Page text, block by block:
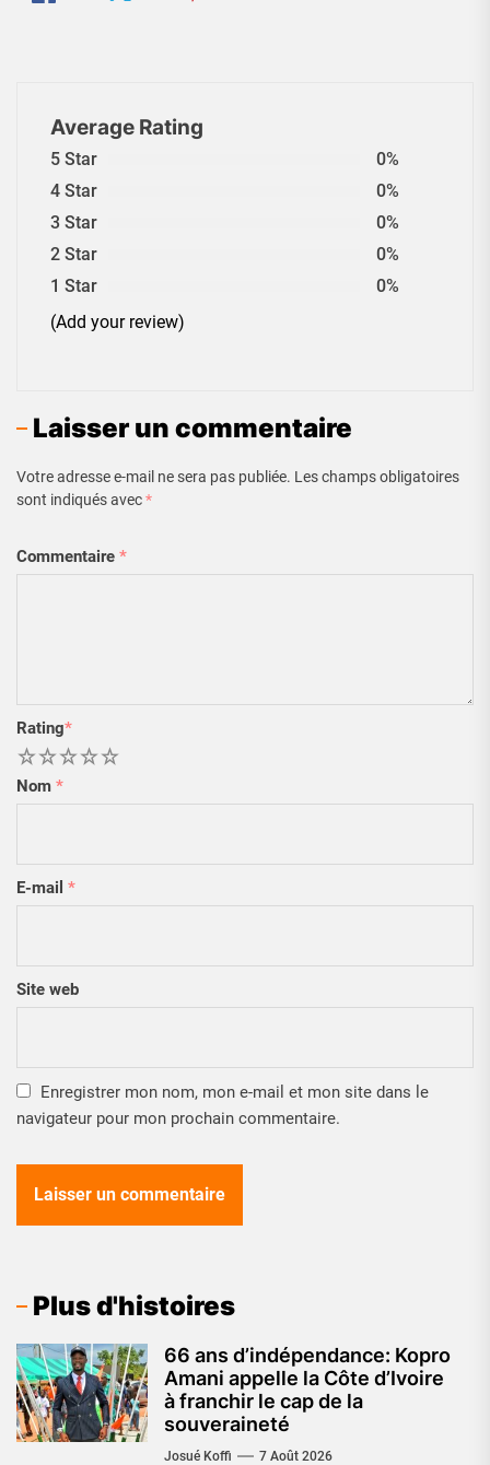
Average Rating
5 Star
0%
4 Star
0%
3 Star
0%
2 Star
0%
1 Star
0%
(Add your review)
Laisser un commentaire
Votre adresse e-mail ne sera pas publiée. Les champs obligatoires
sont indiqués avec*
Commentaire *
Rating*
5
4
3
2
Nom *
E-mail *
Site web
Enregistrer mon nom, mon e-mail et mon site dans le
navigateur pour mon prochain commentaire.
Plus d'histoires
66 ans d’indépendance: Kopro
Amani appelle la Côte d’Ivoire
à franchir le cap de la
souveraineté
Josué Koffi 7 Août 2026